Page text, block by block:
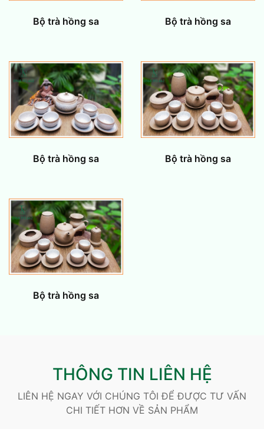
Bộ trà hồng sa Bộ trà hồng sa
Bộ trà hồng sa Bộ trà hồng sa
Bộ trà hồng sa
THÔNG TIN LIÊN HỆ
LIÊN HỆ NGAY VỚI CHÚNG TÔI ĐỂ ĐƯỢC TƯ VẤN
CHI TIẾT HƠN VỀ SẢN PHẨM